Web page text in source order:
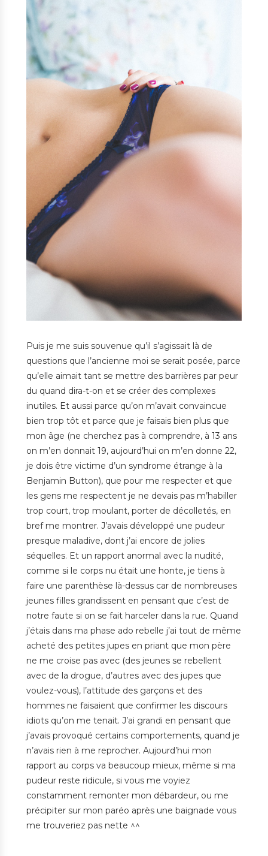
Puis je me suis souvenue qu’il s’agissait là de
questions que l’ancienne moi se serait posée, parce
qu’elle aimait tant se mettre des barrières par peur
du quand dira-t-on et se créer des complexes
inutiles. Et aussi parce qu’on m’avait convaincue
bien trop tôt et parce que je faisais bien plus que
mon âge (ne cherchez pas à comprendre, à 13 ans
on m’en donnait 19, aujourd’hui on m’en donne 22,
je dois être victime d’un syndrome étrange à la
Benjamin Button), que pour me respecter et que
les gens me respectent je ne devais pas m’habiller
trop court, trop moulant, porter de décolletés, en
bref me montrer. J’avais développé une pudeur
presque maladive, dont j’ai encore de jolies
séquelles. Et un rapport anormal avec la nudité,
comme si le corps nu était une honte, je tiens à
faire une parenthèse là-dessus car de nombreuses
jeunes filles grandissent en pensant que c’est de
notre faute si on se fait harceler dans la rue. Quand
j’étais dans ma phase ado rebelle j’ai tout de même
acheté des petites jupes en priant que mon père
ne me croise pas avec (des jeunes se rebellent
avec de la drogue, d’autres avec des jupes que
voulez-vous), l’attitude des garçons et des
hommes ne faisaient que confirmer les discours
idiots qu’on me tenait. J’ai grandi en pensant que
j’avais provoqué certains comportements, quand je
n’avais rien à me reprocher. Aujourd’hui mon
rapport au corps va beaucoup mieux, même si ma
pudeur reste ridicule, si vous me voyiez
constamment remonter mon débardeur, ou me
précipiter sur mon paréo après une baignade vous
me trouveriez pas nette ^^